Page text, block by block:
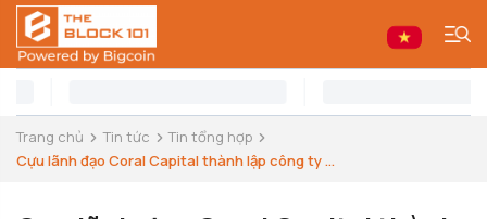
Trang chủ Tin tức
Tin tổng hợp
Cựu lãnh đạo Coral Capital thành lập công ty ...